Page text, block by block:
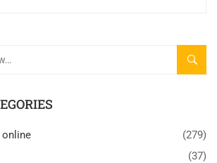
online
(279)
(37)